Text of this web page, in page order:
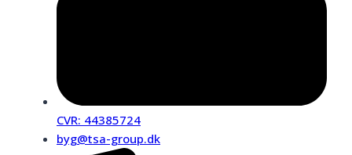
CVR: 44385724
byg@tsa-group.dk